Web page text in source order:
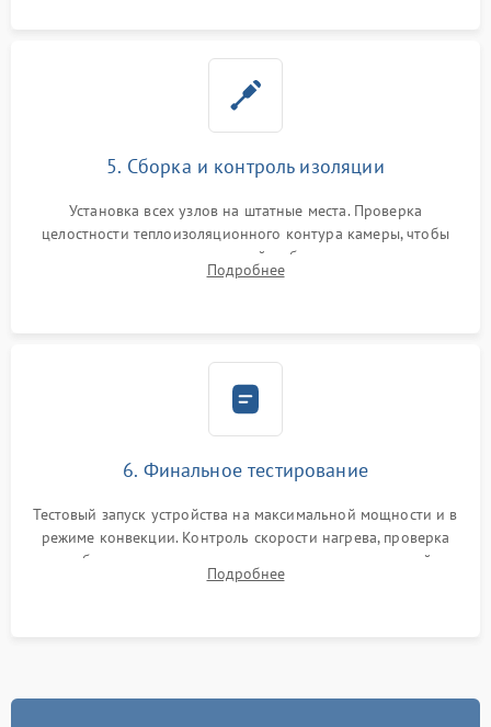
5. Сборка и контроль изоляции
Установка всех узлов на штатные места. Проверка
целостности теплоизоляционного контура камеры, чтобы
исключить перегрев кухонной мебели и потерю тепла.
Надежная фиксация клемм и сборка корпуса шкафа.
Подробнее
6. Финальное тестирование
Тестовый запуск устройства на максимальной мощности и в
режиме конвекции. Контроль скорости нагрева, проверка
срабатывания термостата при достижении заданной
температуры и тест на отсутствие утечек тока.
Подробнее